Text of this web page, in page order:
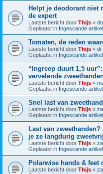
Helpt je deodorant niet
de expert
Laatste bericht door Thijs «
Geplaatst in Ingescande
Tomaten, de reden
Laatste bericht door Thijs « di
Geplaatst in Ingescande
“Ingreep duurt 1,5
vervelende
Laatste bericht door Thijs «
Geplaatst in Ingescande
Snel last van
Laatste bericht door Thijs «
Geplaatst in Ingescande
Last van
je ze langdurig zweetvrij
Laatste bericht door Thijs «
Geplaatst in Ingescande
Polarwise hands & feet
Laatste bericht door Thijs «